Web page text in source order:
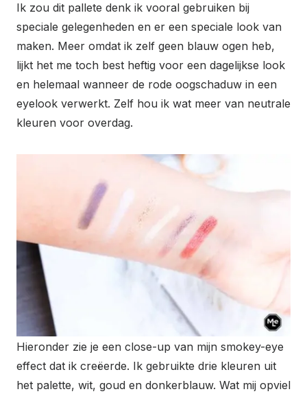
Ik zou dit pallete denk ik vooral gebruiken bij
speciale gelegenheden en er een speciale look van
maken. Meer omdat ik zelf geen blauw ogen heb,
lijkt het me toch best heftig voor een dagelijkse look
en helemaal wanneer de rode oogschaduw in een
eyelook verwerkt. Zelf hou ik wat meer van neutrale
kleuren voor overdag.
Hieronder zie je een close-up van mijn smokey-eye
effect dat ik creëerde. Ik gebruikte drie kleuren uit
het palette, wit, goud en donkerblauw. Wat mij opviel